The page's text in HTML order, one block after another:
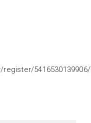
5416530139906/